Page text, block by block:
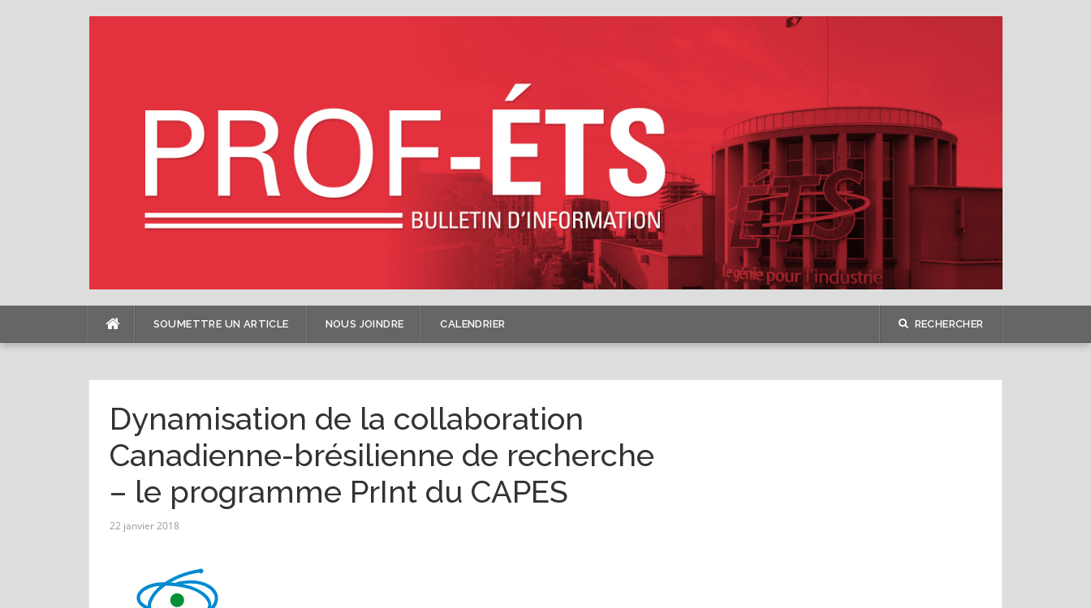
SOUMETTRE UN ARTICLE NOUS JOINDRE CALENDRIER RECHERCHER
Dynamisation de la collaboration
Canadienne-brésilienne de recherche
– le programme PrInt du CAPES
22 janvier 2018